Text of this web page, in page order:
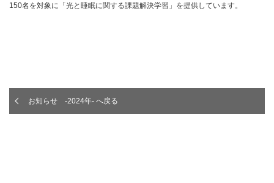
150名を対象に「光と睡眠に関する課題解決学習」を提供しています。
お知らせ -2024年- へ戻る